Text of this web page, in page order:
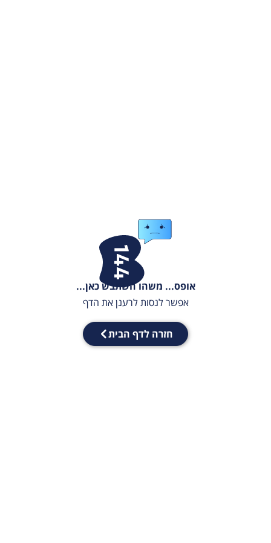
אופס... משהו השתבש כאן...
אפשר לנסות לרענן את הדף
חזרה לדף הבית